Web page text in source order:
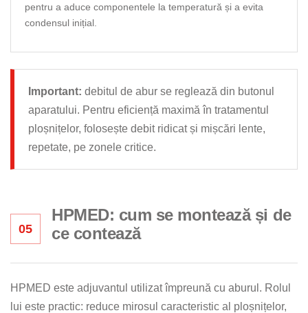
pentru a aduce componentele la temperatură și a evita
condensul inițial.
Important: debitul de abur se reglează din butonul
aparatului. Pentru eficiență maximă în tratamentul
ploșnițelor, folosește debit ridicat și mișcări lente,
repetate, pe zonele critice.
05
HPMED: cum se montează și de
ce contează
HPMED este adjuvantul utilizat împreună cu aburul. Rolul
lui este practic: reduce mirosul caracteristic al ploșnițelor,